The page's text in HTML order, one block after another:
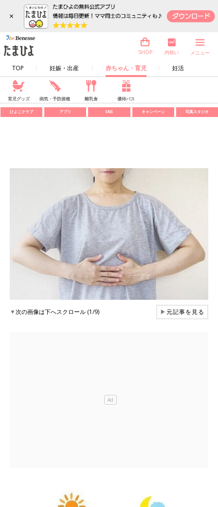
×
TOP 妊娠・出産 赤ちゃん・育児 妊活
SHOP 内祝い メニュー
育児グッズ 病気・予防接種 離乳食 優待パス
ひよこクラブ アプリ SNS キャンペーン 写真スタジオ
▼次の画像は下へスクロール (1/9) ▶元記事を見る